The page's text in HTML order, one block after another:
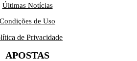
Últimas Notícias
Condições de Uso
de Privacidade
APOSTAS